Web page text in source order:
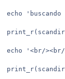
echo
echo '<br/